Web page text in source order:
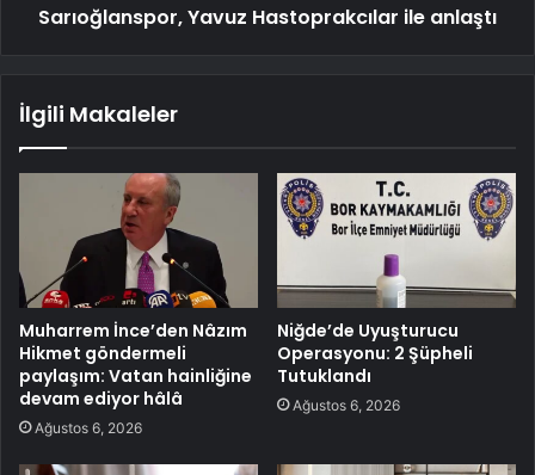
Sarıoğlanspor, Yavuz Hastoprakcılar ile anlaştı
İlgili Makaleler
Muharrem İnce’den Nâzım
Hikmet göndermeli
paylaşım: Vatan hainliğine
devam ediyor hâlâ
Ağustos 6, 2026
Niğde’de Uyuşturucu
Operasyonu: 2 Şüpheli
Tutuklandı
Ağustos 6, 2026